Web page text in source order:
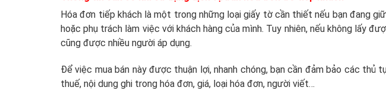
Hóa đơn tiếp khách là một trong những loại giấy tờ cần thiết nếu bạn đang
hoặc phụ trách làm việc với khách hàng của mình. Tuy nhiên, nếu không lấy
cũng được nhiều người áp dụng.
Để việc mua bán này được thuận lợi, nhanh chóng, bạn cần đảm bảo các thủ
thuế, nội dung ghi trong hóa đơn, giá, loại hóa đơn, người viết…